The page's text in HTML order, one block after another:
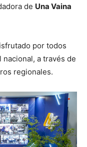
de Una Vaina
por todos
a través de
regionales.